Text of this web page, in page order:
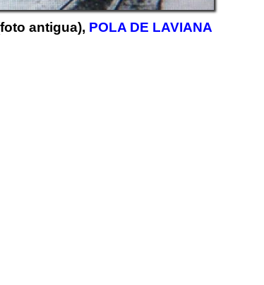
antigua), POLA DE LAVIANA